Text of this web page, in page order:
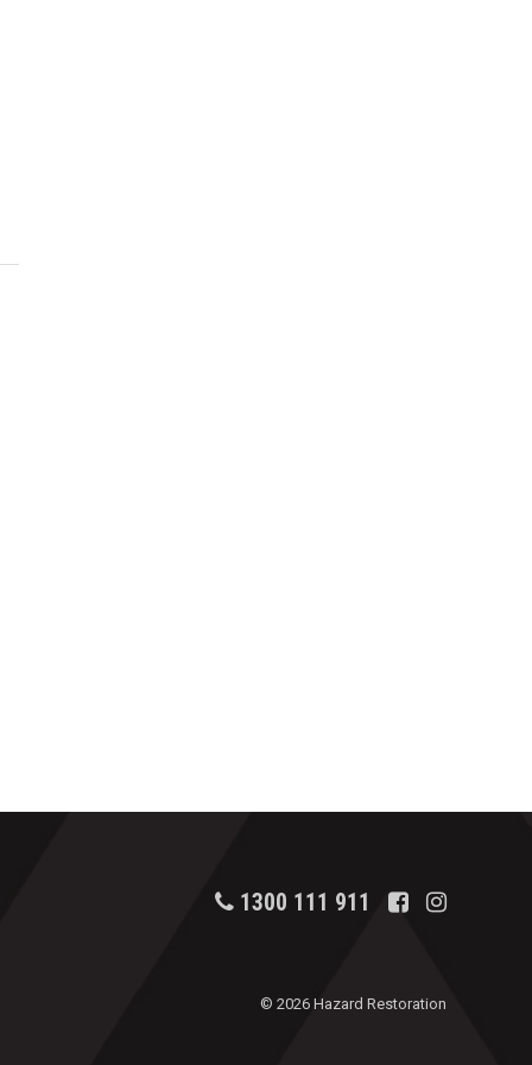
1300 111 911
© 2026 Hazard Restoration